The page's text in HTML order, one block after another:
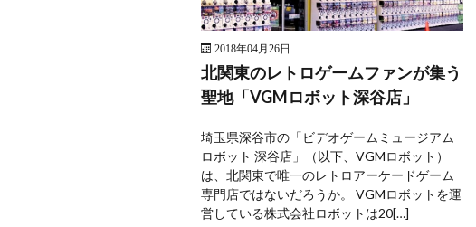
2018年04月26日
北関東のレトロゲームファンが集う
聖地「VGMロボット深谷店」
埼玉県深谷市の「ビデオゲームミュージアム
ロボット 深谷店」（以下、VGMロボット）
は、北関東で唯一のレトロアーケードゲーム
専門店ではないだろうか。 VGMロボットを運
営している株式会社ロボットは20[…]